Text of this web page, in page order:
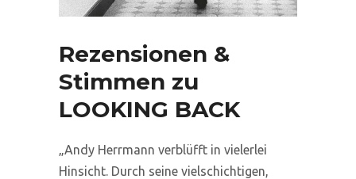
Rezensionen &
Stimmen zu
LOOKING BACK
„Andy Herrmann verblüfft in vielerlei
Hinsicht. Durch seine vielschichtigen,